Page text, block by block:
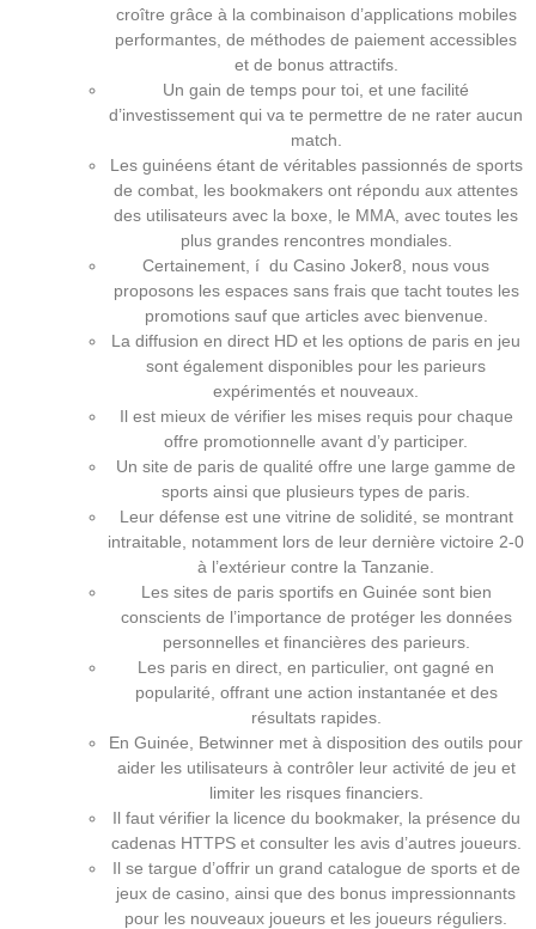
croître grâce à la combinaison d’applications mobiles
performantes, de méthodes de paiement accessibles
et de bonus attractifs.
Un gain de temps pour toi, et une facilité
d’investissement qui va te permettre de ne rater aucun
match.
Les guinéens étant de véritables passionnés de sports
de combat, les bookmakers ont répondu aux attentes
des utilisateurs avec la boxe, le MMA, avec toutes les
plus grandes rencontres mondiales.
Certainement, í du Casino Joker8, nous vous
proposons les espaces sans frais que tacht toutes les
promotions sauf que articles avec bienvenue.
La diffusion en direct HD et les options de paris en jeu
sont également disponibles pour les parieurs
expérimentés et nouveaux.
Il est mieux de vérifier les mises requis pour chaque
offre promotionnelle avant d’y participer.
Un site de paris de qualité offre une large gamme de
sports ainsi que plusieurs types de paris.
Leur défense est une vitrine de solidité, se montrant
intraitable, notamment lors de leur dernière victoire 2-0
à l’extérieur contre la Tanzanie.
Les sites de paris sportifs en Guinée sont bien
conscients de l’importance de protéger les données
personnelles et financières des parieurs.
Les paris en direct, en particulier, ont gagné en
popularité, offrant une action instantanée et des
résultats rapides.
En Guinée, Betwinner met à disposition des outils pour
aider les utilisateurs à contrôler leur activité de jeu et
limiter les risques financiers.
Il faut vérifier la licence du bookmaker, la présence du
cadenas HTTPS et consulter les avis d’autres joueurs.
Il se targue d’offrir un grand catalogue de sports et de
jeux de casino, ainsi que des bonus impressionnants
pour les nouveaux joueurs et les joueurs réguliers.